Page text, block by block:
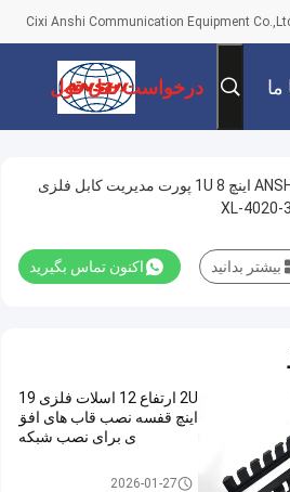
Cixi Anshi Communication Equipment
درخواست نقل قول
ANSHI 19 اینچ 1U 8 پورت مدیریت کابل فلزی
XL-4020-
اکنون تماس بگیرید بیشتر بدانید
2U ارتفاع 12 اسلات فلزی 19
اینچ قفسه نصب قاب های افق
ی برای نصب شبکه
2026-01-27